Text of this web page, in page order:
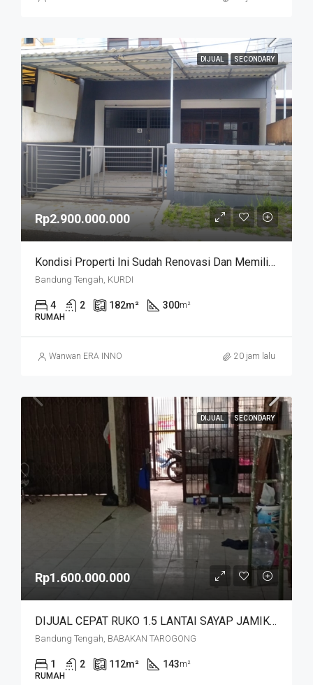
DIJUAL SECONDARY
Rp2.900.000.000
Kondisi Properti Ini Sudah Renovasi Dan Memiliki Desain Scandinavian Yang Menambah Daya Tarik Dan Estetika Properti Ini. Rumah Ini Berada Di Area Perumahan/komplek. Kurdi Timur
Bandung Tengah, KURDI
4 2 182m² 300m²
RUMAH
Wanwan ERA INNO 20 jam lalu
DIJUAL SECONDARY
Rp1.600.000.000
DIJUAL CEPAT RUKO 1.5 LANTAI SAYAP JAMIKA MASUK HNYA 30 MTR DR JALAN MAIN ROAD JAMIKA HARGA MURAHHH. JL BABAKAN TAROGONG
Bandung Tengah, BABAKAN TAROGONG
1 2 112m² 143m²
RUMAH